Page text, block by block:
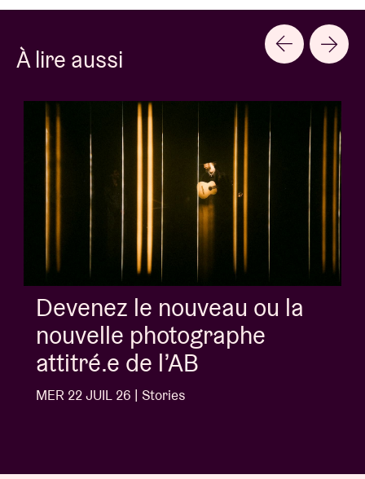
À lire aussi
Album of the week:
'Doctrine Of Love' - Jalen
Ngonda
MER 1 JUIL 26 | Stories